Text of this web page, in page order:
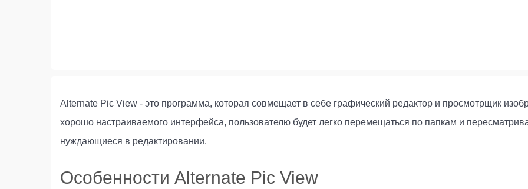
Alternate Pic View - это программа, которая совмещает в себе графический редактор и просмотрщик
хорошо настраиваемого интерфейса, пользователю будет легко перемещаться по папкам и
нуждающиеся в редактировании.
Особенности Alternate Pic View